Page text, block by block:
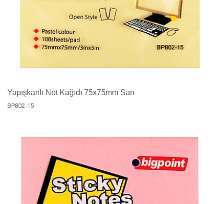
Yapışkanlı Not Kağıdı 75x75mm Sarı
BP802-15